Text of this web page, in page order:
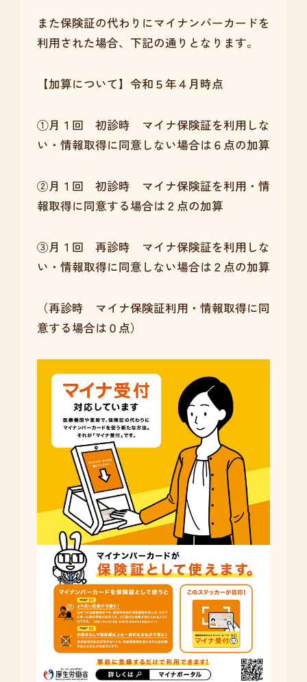
また保険証の代わりにマイナンバーカードを
利用された場合、下記の通りとなります。
【加算について】令和５年４月時点
①月１回 初診時 マイナ保険証を利用しな
い・情報取得に同意しない場合は６点の加算
②月１回 初診時 マイナ保険証を利用・情
報取得に同意する場合は２点の加算
③月１回 再診時 マイナ保険証を利用しな
い・情報取得に同意しない場合は２点の加算
（再診時 マイナ保険証利用・情報取得に同
意する場合は０点）